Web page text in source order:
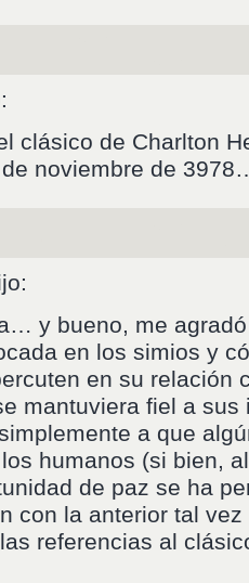
clásico de Charlton
de noviembre de
y bueno, me
en los simios y
en su relación
mantuviera fiel a sus
a que
humanos (si bien,
de paz se ha
con la anterior tal
referencias al